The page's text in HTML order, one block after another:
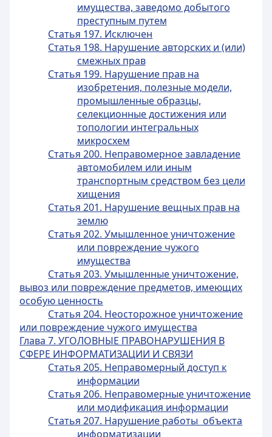
имущества, заведомо добытого
преступным путем
Статья 197. Исключен
Статья 198. Нарушение авторских и (или)
смежных прав
Статья 199. Нарушение прав на
изобретения, полезные модели,
промышленные образцы,
селекционные достижения или
топологии интегральных
микросхем
Статья 200. Неправомерное завладение
автомобилем или иным
транспортным средством без цели
хищения
Статья 201. Нарушение вещных прав на
землю
Статья 202. Умышленное уничтожение
или повреждение чужого
имущества
Статья 203. Умышленные уничтожение,
вывоз или повреждение предметов, имеющих
особую ценность
Статья 204. Неосторожное уничтожение
или повреждение чужого имущества
Глава 7. УГОЛОВНЫЕ ПРАВОНАРУШЕНИЯ В
СФЕРЕ ИНФОРМАТИЗАЦИИ И СВЯЗИ
Статья 205. Неправомерный доступ к
информации
Статья 206. Неправомерные уничтожение
или модификация информации
Статья 207. Нарушение работы объекта
информатизации